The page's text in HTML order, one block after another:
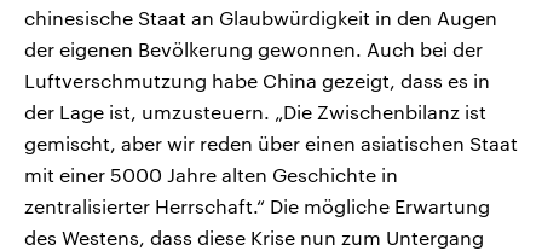
chinesische Staat an Glaubwürdigkeit in den Augen
der eigenen Bevölkerung gewonnen. Auch bei der
Luftverschmutzung habe China gezeigt, dass es in
der Lage ist, umzusteuern. „Die Zwischenbilanz ist
gemischt, aber wir reden über einen asiatischen Staat
mit einer 5000 Jahre alten Geschichte in
zentralisierter Herrschaft.“ Die mögliche Erwartung
des Westens, dass diese Krise nun zum Untergang